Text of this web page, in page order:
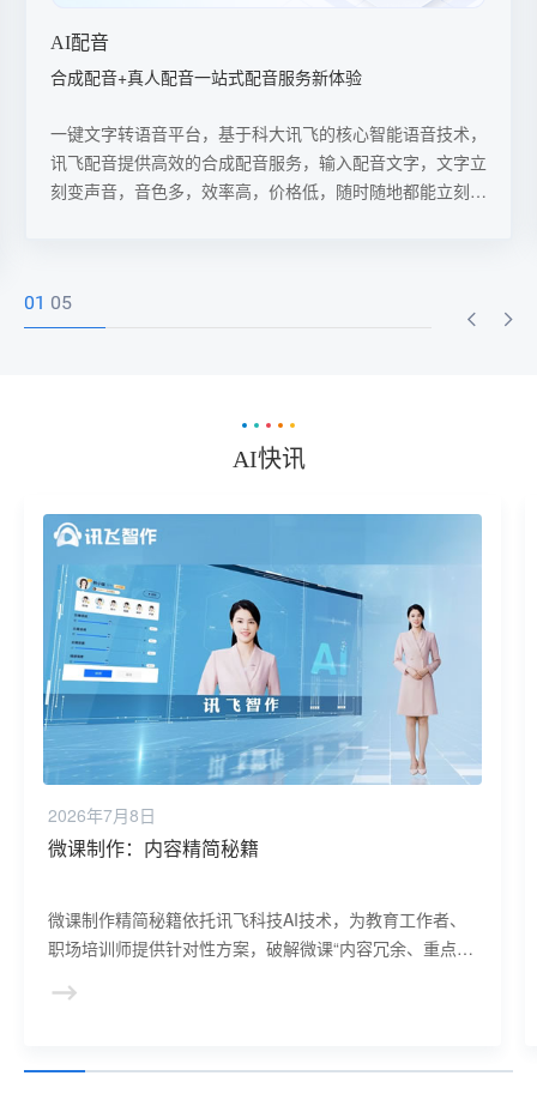
推文转视频
AI音视频自动生成，实现公众号、视频号双端同步宣传
通过讯飞的推文转视频AI工具，用户可以轻松实现从推文到
视频的转换，并同步在公众号和视频号上进行宣传，极大地
提高了内容创作的效率和覆盖范围。
02 05
AI快讯
2026年7月8日
AI文本转语音工具大比拼：哪款最接近人声？
AI文本转语音工具众多，技术原理、音色表现和情感表达
差异大。部分工具机械感强，而优质工具借助深度学习，
合比拼，各方面表现佳者才最接近人声，带来优质体验。